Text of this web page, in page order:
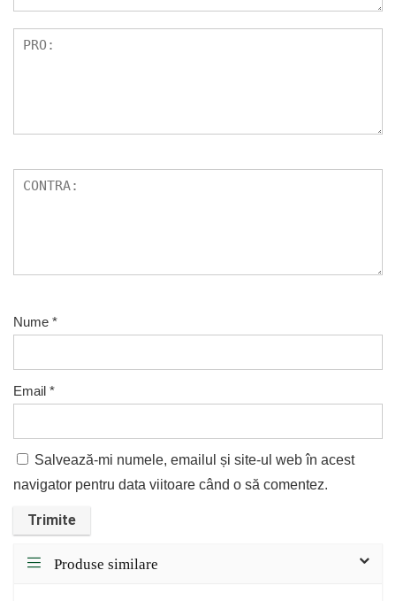
Nume *
Email *
Salvează-mi numele, emailul și site-ul web în acest
navigator pentru data viitoare când o să comentez.
Produse similare